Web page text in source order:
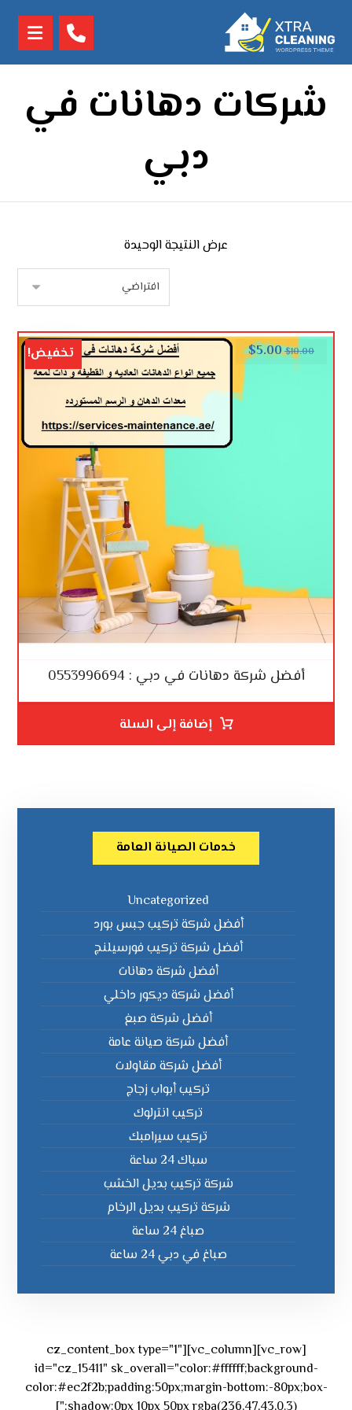
شركات دهانات في
دبي
عرض النتيجة الوحيدة
أفضل شركة دهانات في دبي : 0553996694
$10.00
$5.00 تخفيض!
إضافة إلى السلة
خدمات الصيانة العامة
Uncategorized
أفضل شركة تركيب جبس بورد
أفضل شركة تركيب فورسيلنج
أفضل شركة دهانات
أفضل شركة ديكور داخلي
أفضل شركة صبغ
أفضل شركة صيانة عامة
أفضل شركة مقاولات
تركيب أبواب زجاج
تركيب انترلوك
تركيب سيرامبك
سباك 24 ساعة
شركة تركيب بديل الخشب
شركة تركيب بديل الرخام
صباغ 24 ساعة
صباغ في دبي 24 ساعة
[vc_row][vc_column][cz_content_box type="1"
id="cz_15411" sk_overall="color:#ffffff;background-
color:#ec2f2b;padding:50px;margin-bottom:-80px;box-